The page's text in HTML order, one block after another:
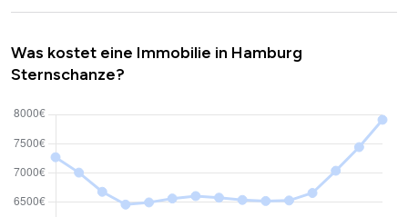
Was kostet eine Immobilie in Hamburg
Sternschanze?